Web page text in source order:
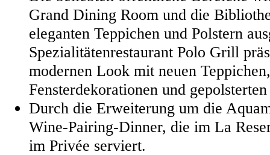
Grand Dining Room und die
eleganten Teppichen und Polstern
Spezialitätenrestaurant Polo Grill
modernen Look mit neuen
Fensterdekorationen und
Durch die Erweiterung um die
Wine-Pairing-Dinner, die im La
im Privée serviert.